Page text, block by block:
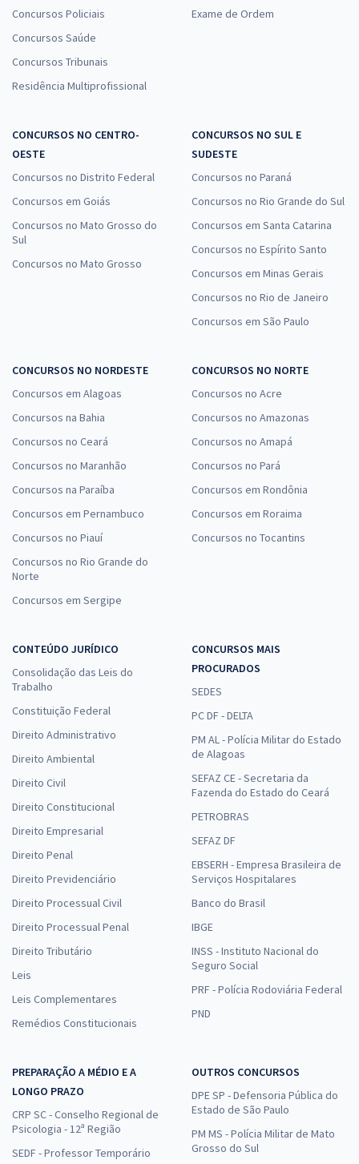
Concursos Policiais
Concursos Saúde
Concursos Tribunais
Residência Multiprofissional
Exame de Ordem
CONCURSOS NO CENTRO-
OESTE
Concursos no Distrito Federal
Concursos em Goiás
Concursos no Mato Grosso do
Sul
Concursos no Mato Grosso
CONCURSOS NO SUL E
SUDESTE
Concursos no Paraná
Concursos no Rio Grande do Sul
Concursos em Santa Catarina
Concursos no Espírito Santo
Concursos em Minas Gerais
Concursos no Rio de Janeiro
Concursos em São Paulo
CONCURSOS NO NORDESTE
Concursos em Alagoas
Concursos na Bahia
Concursos no Ceará
Concursos no Maranhão
Concursos na Paraíba
Concursos em Pernambuco
Concursos no Piauí
Concursos no Rio Grande do
Norte
Concursos em Sergipe
CONCURSOS NO NORTE
Concursos no Acre
Concursos no Amazonas
Concursos no Amapá
Concursos no Pará
Concursos em Rondônia
Concursos em Roraima
Concursos no Tocantins
CONTEÚDO JURÍDICO
Consolidação das Leis do
Trabalho
Constituição Federal
Direito Administrativo
Direito Ambiental
Direito Civil
Direito Constitucional
Direito Empresarial
Direito Penal
Direito Previdenciário
Direito Processual Civil
Direito Processual Penal
Direito Tributário
Leis
Leis Complementares
Remédios Constitucionais
CONCURSOS MAIS
PROCURADOS
SEDES
PC DF - DELTA
PM AL - Polícia Militar do Estado
de Alagoas
SEFAZ CE - Secretaria da
Fazenda do Estado do Ceará
PETROBRAS
SEFAZ DF
EBSERH - Empresa Brasileira de
Serviços Hospitalares
Banco do Brasil
IBGE
INSS - Instituto Nacional do
Seguro Social
PRF - Polícia Rodoviária Federal
PND
PREPARAÇÃO A MÉDIO E A
LONGO PRAZO
CRP SC - Conselho Regional de
Psicologia - 12ª Região
SEDF - Professor Temporário
OUTROS CONCURSOS
DPE SP - Defensoria Pública do
Estado de São Paulo
PM MS - Polícia Militar de Mato
Grosso do Sul